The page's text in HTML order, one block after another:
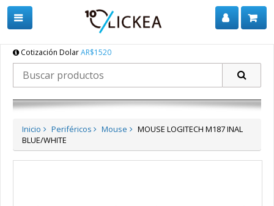
Cotización DolarAR$1520
Inicio Periféricos Mouse
MOUSE LOGITECH M187 INAL
BLUE/WHITE